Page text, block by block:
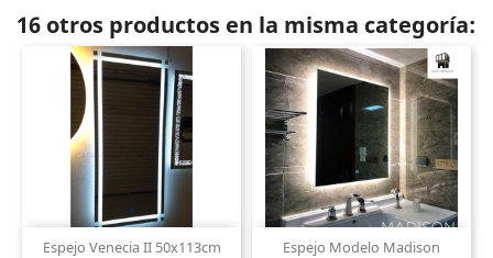
16 otros productos en la misma categoría:
Espejo Venecia II 50x113cm Espejo Modelo Madison